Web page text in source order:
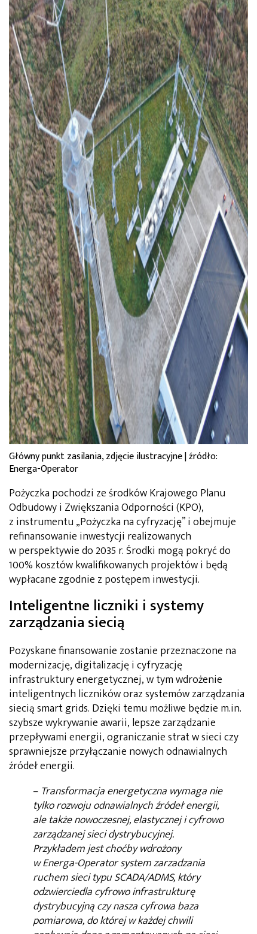
Główny punkt zasilania, zdjęcie ilustracyjne | źródło:
Energa-Operator
Pożyczka pochodzi ze środków Krajowego Planu
Odbudowy i Zwiększania Odporności (KPO),
z instrumentu „Pożyczka na cyfryzację” i obejmuje
refinansowanie inwestycji realizowanych
w perspektywie do 2035 r. Środki mogą pokryć do
100% kosztów kwalifikowanych projektów i będą
wypłacane zgodnie z postępem inwestycji.
Inteligentne liczniki i systemy
zarządzania siecią
Pozyskane finansowanie zostanie przeznaczone na
modernizację, digitalizację i cyfryzację
infrastruktury energetycznej, w tym wdrożenie
inteligentnych liczników oraz systemów zarządzania
siecią smart grids. Dzięki temu możliwe będzie m.in.
szybsze wykrywanie awarii, lepsze zarządzanie
przepływami energii, ograniczanie strat w sieci czy
sprawniejsze przyłączanie nowych odnawialnych
źródeł energii.
– Transformacja energetyczna wymaga nie
tylko rozwoju odnawialnych źródeł energii,
ale także nowoczesnej, elastycznej i cyfrowo
zarządzanej sieci dystrybucyjnej.
Przykładem jest choćby wdrożony
w Energa-Operator system zarzadzania
ruchem sieci typu SCADA/ADMS, który
odzwierciedla cyfrowo infrastrukturę
dystrybucyjną czy nasza cyfrowa baza
pomiarowa, do której w każdej chwili